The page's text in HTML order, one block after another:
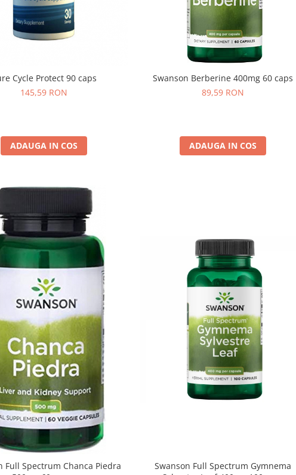
Cycle Protect 90 caps
145,59 RON
ADAUGA IN COS
Swanson Berberine 400mg 60 caps
89,59 RON
ADAUGA IN COS
Full Spectrum Chanca Piedra
Swanson Full Spectrum Gymnema